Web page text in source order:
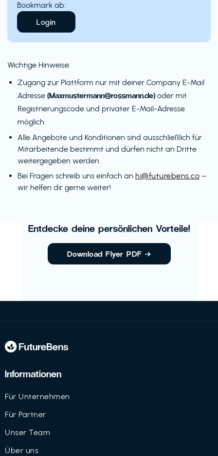
Bookmark ab:
Login
Wichtige Hinweise:
Zugang zur Plattform nur mit deiner Company E-Mail
Adresse (Maxmustermann@rossmann.de) oder mit
Registrierungscode und privater E-Mail-Adresse
möglich.
Alle Angebote und Konditionen sind ausschließlich für
Mitarbeitende bestimmt und dürfen nicht an Dritte
weitergegeben werden.
Bei Fragen schreib uns einfach an hi@futurebens.co –
wir helfen dir gerne weiter!
Entdecke deine persönlichen Vorteile!
Download Flyer PDF →
Informationen
Für Unternehmen
Für Partner
Unser Team
Über uns